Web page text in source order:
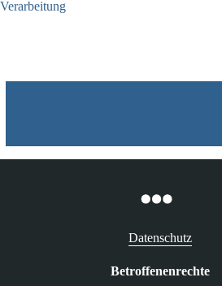
Verarbeitung
Datenschutz
Betroffenenrechte